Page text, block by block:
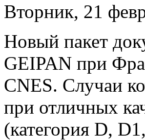
Вторник, 21
Новый пакет
GEIPAN при
CNES. Случаи
при отличных
(категория D,